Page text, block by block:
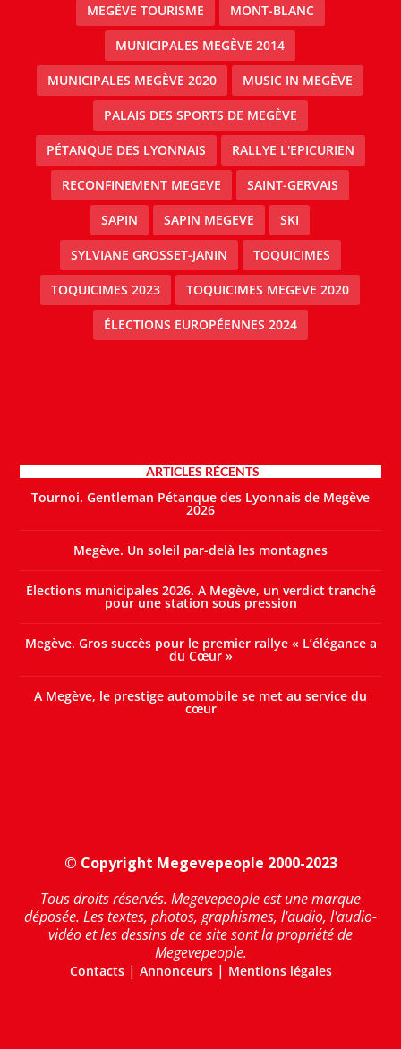
MEGÈVE TOURISME MONT-BLANC
MUNICIPALES MEGÈVE 2014
MUNICIPALES MEGÈVE 2020 MUSIC IN MEGÈVE
PALAIS DES SPORTS DE MEGÈVE
PÉTANQUE DES LYONNAIS RALLYE L'EPICURIEN
RECONFINEMENT MEGEVE SAINT-GERVAIS
SAPIN SAPIN MEGEVE SKI
SYLVIANE GROSSET-JANIN TOQUICIMES
TOQUICIMES 2023 TOQUICIMES MEGEVE 2020
ÉLECTIONS EUROPÉENNES 2024
ARTICLES RÉCENTS
Tournoi. Gentleman Pétanque des Lyonnais de Megève
2026
Megève. Un soleil par-delà les montagnes
Élections municipales 2026. A Megève, un verdict tranché
pour une station sous pression
Megève. Gros succès pour le premier rallye « L’élégance a
du Cœur »
A Megève, le prestige automobile se met au service du
cœur
© Copyright Megevepeople 2000-2023
Tous droits réservés. Megevepeople est une marque
déposée. Les textes, photos, graphismes, l'audio, l'audio-
vidéo et les dessins de ce site sont la propriété de
Megevepeople.
Contacts| Annonceurs| Mentions légales